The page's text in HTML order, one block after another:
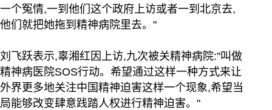
一个冤情,一到他们这个政府上访或者一到北京去,
他们就把她拖到精神病院里去。"
刘飞跃表示,辜湘红因上访,九次被关精神病院:"叫做
精神病医院SOS行动。希望通过这样一种方式来让
外界更多地关注中国精神迫害这样一个现象,希望当
局能够改变肆意践踏人权进行精神迫害。"